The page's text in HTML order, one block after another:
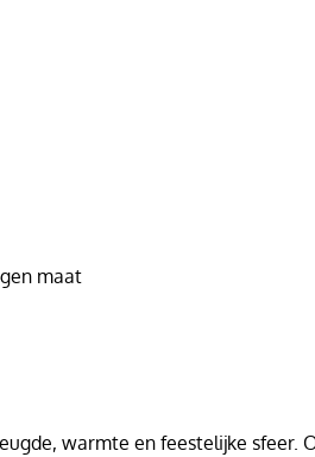
maat
warmte en feestelijke sfeer.